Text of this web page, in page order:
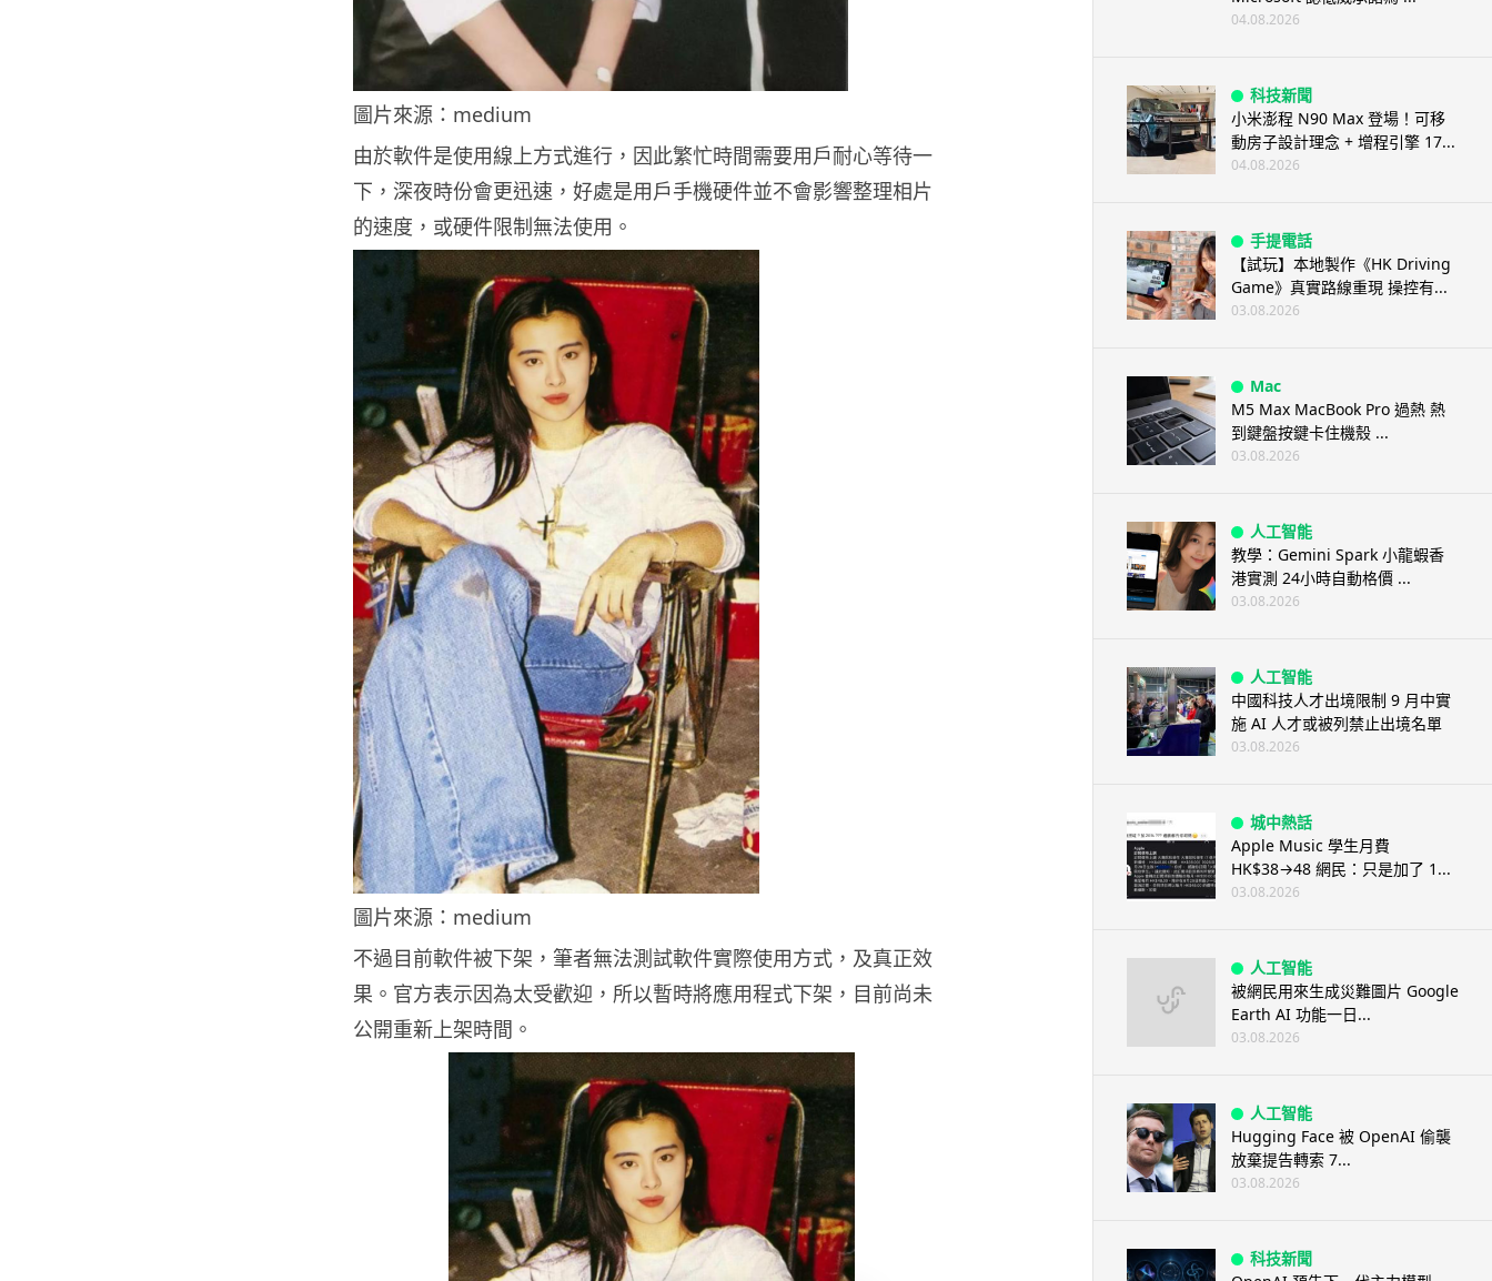
圖片來源：medium
由於軟件是使用線上方式進行，因此繁忙時間需要用戶耐心等待一
下，深夜時份會更迅速，好處是用戶手機硬件並不會影響整理相片
的速度，或硬件限制無法使用。
圖片來源：medium
不過目前軟件被下架，筆者無法測試軟件實際使用方式，及真正效
果。官方表示因為太受歡迎，所以暫時將應用程式下架，目前尚未
公開重新上架時間。
04.08.2026
科技新聞
小米澎程 N90 Max 登場！可移
動房子設計理念 + 增程引擎 17...
04.08.2026
手提電話
【試玩】本地製作《HK Driving
Game》真實路線重現 操控有...
03.08.2026
Mac
M5 Max MacBook Pro 過熱 熱
到鍵盤按鍵卡住機殼 ...
03.08.2026
人工智能
教學：Gemini Spark 小龍蝦香
港實測 24小時自動格價 ...
03.08.2026
人工智能
中國科技人才出境限制 9 月中實
施 AI 人才或被列禁止出境名單
03.08.2026
城中熱話
Apple Music 學生月費
HK$38→48 網民：只是加了 1...
03.08.2026
人工智能
被網民用來生成災難圖片 Google
Earth AI 功能一日...
03.08.2026
人工智能
Hugging Face 被 OpenAI 偷襲
放棄提告轉索 7...
03.08.2026
科技新聞